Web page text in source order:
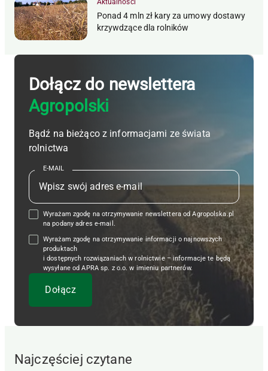
Aktualności
Ponad 4 mln zł kary za umowy dostawy
krzywdzące dla rolników
Dołącz do newslettera
Agropolski
Bądź na bieżąco z informacjami ze świata
rolnictwa
E-MAIL
Wyrażam zgodę na otrzymywanie newslettera od Agropolska.pl
na podany adres e-mail.
Wyrażam zgodę na otrzymywanie informacji o najnowszych
produktach
i dostępnych rozwiązaniach w rolnictwie – informacje te będą
wysyłane od APRA sp. z o.o. w imieniu partnerów.
Najczęściej czytane